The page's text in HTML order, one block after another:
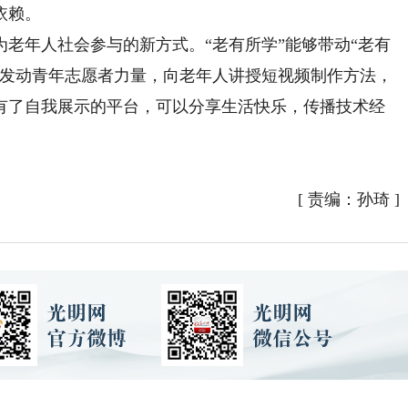
。
人社会参与的新方式。“老有所学”能够带动“老有
动青年志愿者力量，向老年人讲授短视频制作方法，
自我展示的平台，可以分享生活快乐，传播技术经
[ 责编：孙琦]